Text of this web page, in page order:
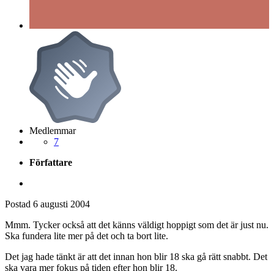
Medlemmar
7
Författare
Postad 6 augusti 2004
Mmm. Tycker också att det känns väldigt hoppigt som det är just nu.
Ska fundera lite mer på det och ta bort lite.
Det jag hade tänkt är att det innan hon blir 18 ska gå rätt snabbt. Det
ska vara mer fokus på tiden efter hon blir 18.